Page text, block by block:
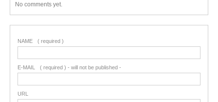
No comments yet.
NAME ( required )
E-MAIL ( required ) - will not be published -
URL